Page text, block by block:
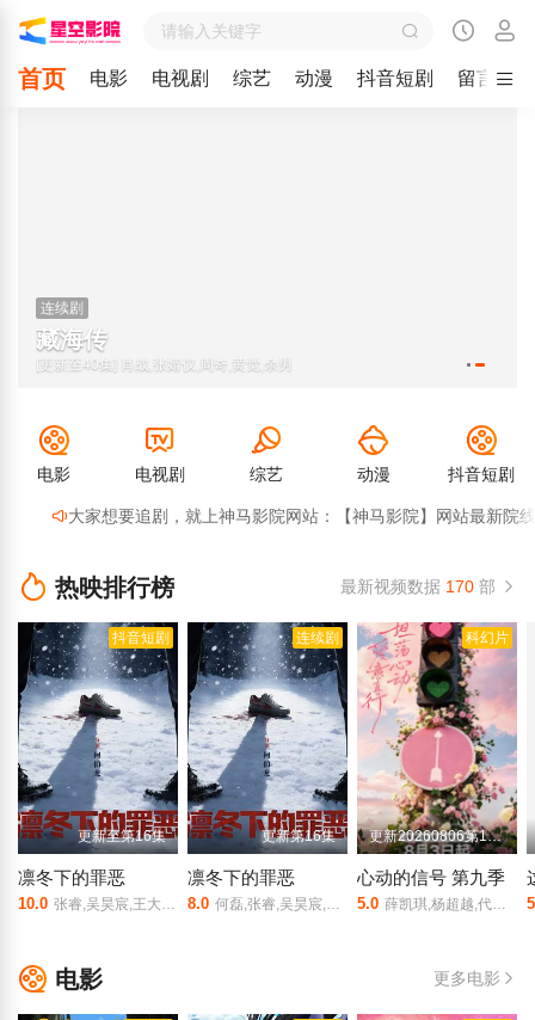
首页 电影 电视剧 综艺 动漫 抖音短剧 留言
连续剧
藏海传
[更新至40集] 肖战,张婧仪,周奇,黄觉,余男
电影 电视剧 综艺 动漫 抖音短剧
大家想要追剧，就上神马影院网站：【神马影院】网站最新院线网址
热映排行榜 最新视频数据 170 部
抖音短剧
更新至第16集
凛冬下的罪恶
10.0 张睿,吴昊宸,王大奇,孙之鸿,洪冰瑶,肖涵,嘉泽,李蒲赫,左腾云,何磊,王心嫚,李繁,苏宥辰,刘佳萌,洪爽,刘亭希,窦新豪,刘伟峰,刘朔豪,徐章
连续剧
更新第16集
凛冬下的罪恶
8.0 何磊,张睿,吴昊宸,洪爽,王大奇,嘉泽,孙之鸿,肖涵,左腾云,刘伟峰,王心嫚,窦新豪,苏宥辰,李繁,刘亭希,刘朔豪,洪冰瑶,刘佳萌,李蒲赫,徐章
科幻片
更新20260806第1期加更上
心动的信号 第九季
5.0 薛凯琪,杨超越,代旭,杜海涛,张纯烨
电影 更多电影